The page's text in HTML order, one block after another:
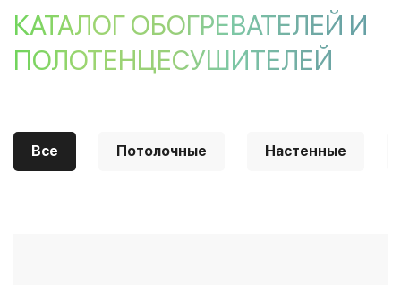
КАТАЛОГ ОБОГРЕВАТЕЛЕЙ И
ПОЛОТЕНЦЕСУШИТЕЛЕЙ
Все Потолочные Настенные